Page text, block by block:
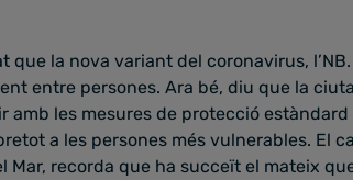
la nova variant del coronavirus, l’NB.
entre persones. Ara bé, diu que la
amb les mesures de protecció estàndard
a les persones més vulnerables. El
Mar, recorda que ha succeït el mateix